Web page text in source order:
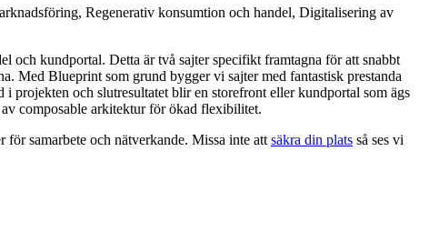
Regenerativ konsumtion och handel, Digitalisering av
och kundportal. Detta är två sajter specifikt framtagna för att snabbt
Med Blueprint som grund bygger vi sajter med fantastisk prestanda
projekten och slutresultatet blir en storefront eller kundportal som ägs
composable arkitektur för ökad flexibilitet.
samarbete och nätverkande. Missa inte att säkra din plats så ses vi